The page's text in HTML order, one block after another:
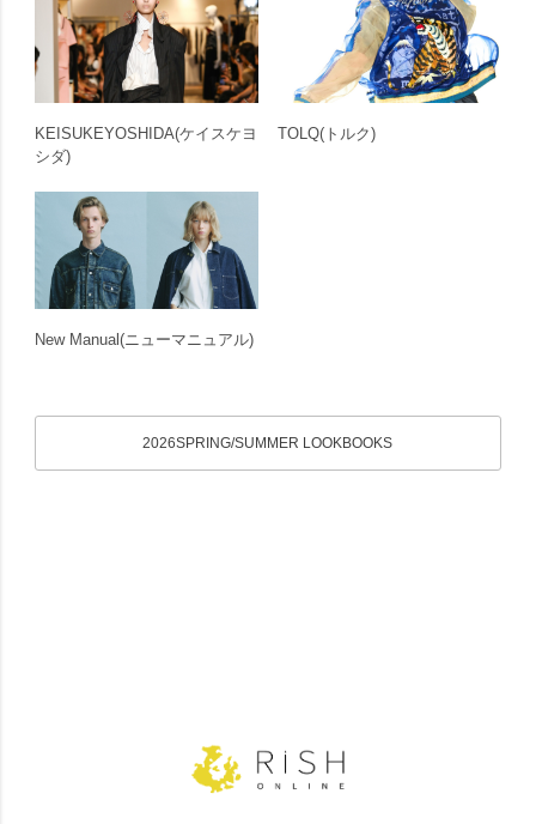
KEISUKEYOSHIDA(ケイスケヨ
シダ)
TOLQ(トルク)
New Manual(ニューマニュアル)
2026SPRING/SUMMER LOOKBOOKS